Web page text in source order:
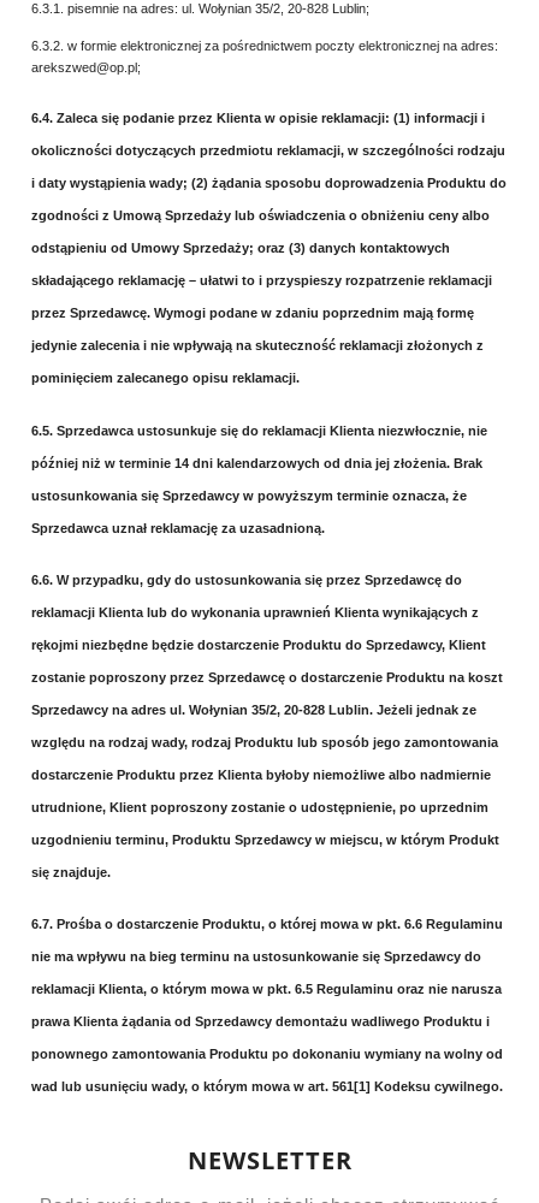
6.3.1. pisemnie na adres: ul. Wołynian 35/2, 20-828 Lublin;
6.3.2. w formie elektronicznej za pośrednictwem poczty elektronicznej na adres:
arekszwed@op.pl;
6.4. Zaleca się podanie przez Klienta w opisie reklamacji: (1) informacji i
okoliczności dotyczących przedmiotu reklamacji, w szczególności rodzaju
i daty wystąpienia wady; (2) żądania sposobu doprowadzenia Produktu do
zgodności z Umową Sprzedaży lub oświadczenia o obniżeniu ceny albo
odstąpieniu od Umowy Sprzedaży; oraz (3) danych kontaktowych
składającego reklamację – ułatwi to i przyspieszy rozpatrzenie reklamacji
przez Sprzedawcę. Wymogi podane w zdaniu poprzednim mają formę
jedynie zalecenia i nie wpływają na skuteczność reklamacji złożonych z
pominięciem zalecanego opisu reklamacji.
6.5. Sprzedawca ustosunkuje się do reklamacji Klienta niezwłocznie, nie
później niż w terminie 14 dni kalendarzowych od dnia jej złożenia. Brak
ustosunkowania się Sprzedawcy w powyższym terminie oznacza, że
Sprzedawca uznał reklamację za uzasadnioną.
6.6. W przypadku, gdy do ustosunkowania się przez Sprzedawcę do
reklamacji Klienta lub do wykonania uprawnień Klienta wynikających z
rękojmi niezbędne będzie dostarczenie Produktu do Sprzedawcy, Klient
zostanie poproszony przez Sprzedawcę o dostarczenie Produktu na koszt
Sprzedawcy na adres ul. Wołynian 35/2, 20-828 Lublin. Jeżeli jednak ze
względu na rodzaj wady, rodzaj Produktu lub sposób jego zamontowania
dostarczenie Produktu przez Klienta byłoby niemożliwe albo nadmiernie
utrudnione, Klient poproszony zostanie o udostępnienie, po uprzednim
uzgodnieniu terminu, Produktu Sprzedawcy w miejscu, w którym Produkt
się znajduje.
6.7. Prośba o dostarczenie Produktu, o której mowa w pkt. 6.6 Regulaminu
nie ma wpływu na bieg terminu na ustosunkowanie się Sprzedawcy do
reklamacji Klienta, o którym mowa w pkt. 6.5 Regulaminu oraz nie narusza
prawa Klienta żądania od Sprzedawcy demontażu wadliwego Produktu i
ponownego zamontowania Produktu po dokonaniu wymiany na wolny od
wad lub usunięciu wady, o którym mowa w art. 561[1] Kodeksu cywilnego.
NEWSLETTER